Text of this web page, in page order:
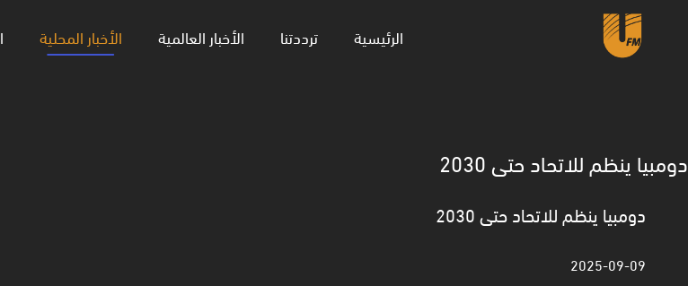
الرئيسية
(current) ترددتنا الأخبار العالمية الأخبار المحلية
دومبيا ينظم للاتحاد حتى 2030
دومبيا ينظم للاتحاد حتى 2030
2025-09-09